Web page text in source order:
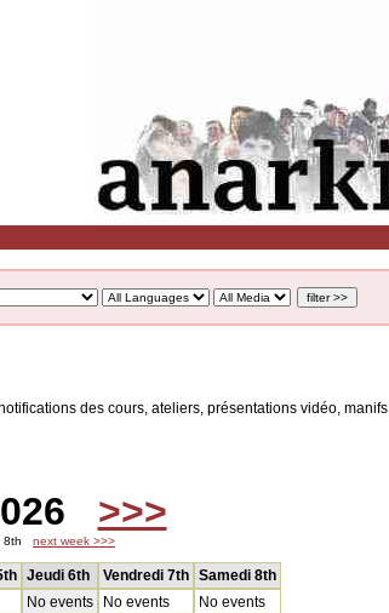
des cours, ateliers, présentations vidéo, manifs,
>>>
8th next week >>>
Jeudi 6th Vendredi 7th
Samedi 8th
No events No events No events